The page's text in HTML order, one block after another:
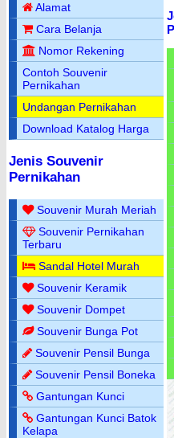
Alamat
Cara Belanja
Nomor Rekening
Contoh Souvenir
Pernikahan
Undangan Pernikahan
Download Katalog Harga
Jenis Souvenir
Pernikahan
Souvenir Murah Meriah
Souvenir Pernikahan
Terbaru
Sandal Hotel Murah
Souvenir Keramik
Souvenir Dompet
Souvenir Bunga Pot
Souvenir Pensil Bunga
Souvenir Pensil Boneka
Gantungan Kunci
Gantungan Kunci Batok
Kelapa